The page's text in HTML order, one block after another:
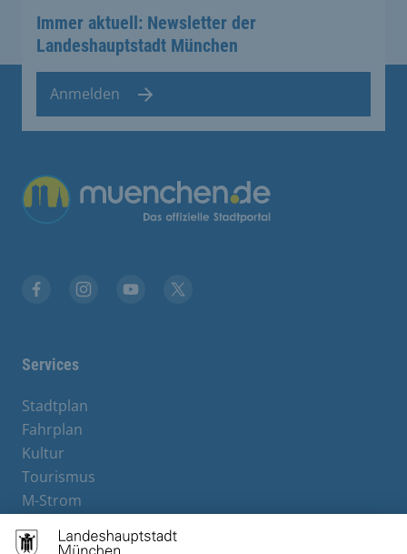
Immer aktuell: Newsletter der
Landeshauptstadt München
Anmelden
Übergreifende Links
Services
Stadtplan
Fahrplan
Kultur
Tourismus
M-Strom
Hotels